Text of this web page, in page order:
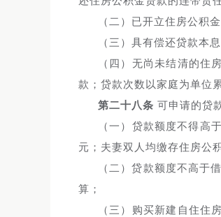
（二）已开立住房公积
（三）具有偿还贷款本
（四）无尚未结清的住
款；贷款次数以家庭为单位
第二十八条 可申请的贷
（一）贷款额度不得高
元；夫妻双人均缴存住房公
（二）贷款额度不高于
算；
（三）购买新建自住住